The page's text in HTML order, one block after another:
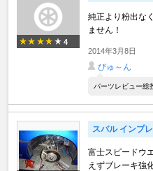
4
純正より粉出な
ません！
2014年3月8日
びゅ～ん
パーツレビュー総
スバル インプ
富士スピードウ
えずブレーキ強